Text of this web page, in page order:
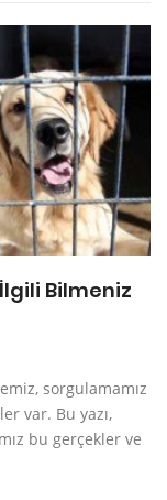
Bilmeniz
sorgulamamız
var. Bu yazı,
bu gerçekler ve